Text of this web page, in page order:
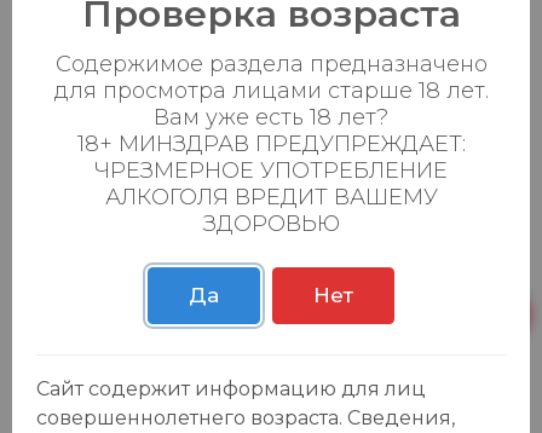
Проверка возраста
Содержимое раздела предназначено
для просмотра лицами старше 18 лет.
Вам уже есть 18 лет?
18+ МИНЗДРАВ ПРЕДУПРЕЖДАЕТ:
ЧРЕЗМЕРНОЕ УПОТРЕБЛЕНИЕ
АЛКОГОЛЯ ВРЕДИТ ВАШЕМУ
ЗДОРОВЬЮ
Да Нет
Сайт содержит информацию для лиц
совершеннолетнего возраста. Сведения,